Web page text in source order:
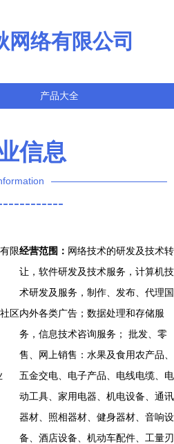
网络有限公司
产品大全
信息
限
区
经营范围： 网络技术的研发及技术转
让，软件研发及技术服务，计算机技
术研发及服务，制作、发布、代理国
内外各类广告；数据处理和存储服
务，信息技术咨询服务； 批发、零
售、网上销售：水果及食用农产品、
五金交电、电子产品、电线电缆、电
动工具、家用电器、机电设备、通讯
器材、照相器材、健身器材、音响设
备、酒店设备、机动车配件、工量刃